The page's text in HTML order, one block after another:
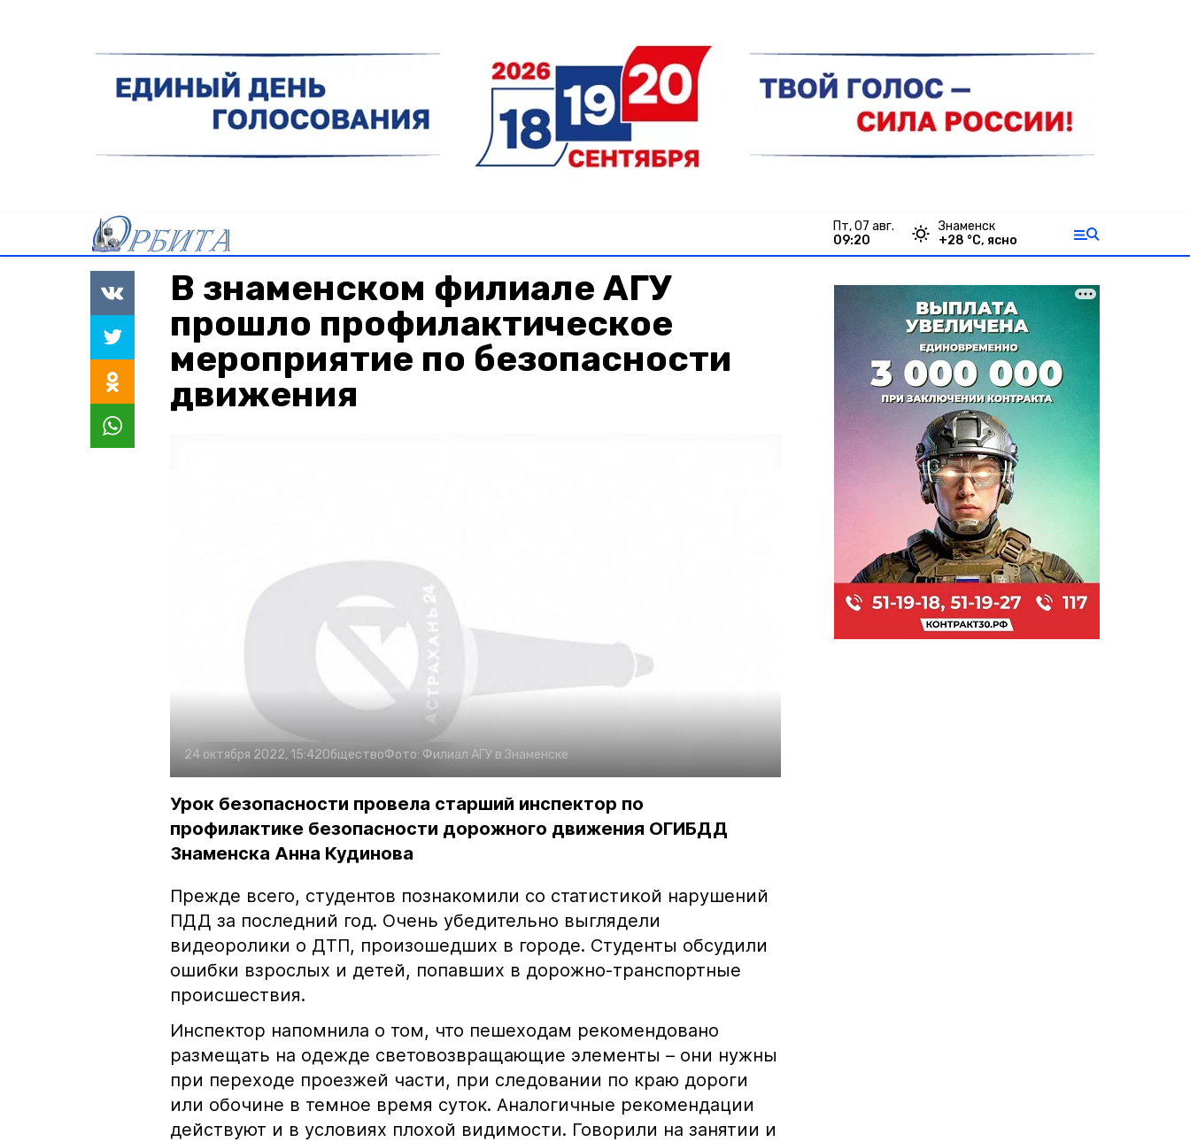
пт, 07 авг.
09:20
Знаменск
+28 °С, ясно
В знаменском филиале АГУ
прошло профилактическое
мероприятие по безопасности
движения
24 октября 2022, 15:42ОбществоФото: Филиал АГУ в Знаменске
Урок безопасности провела старший инспектор по
профилактике безопасности​ дорожного движения ОГИБДД
Знаменска Анна Кудинова
Прежде всего, студентов познакомили со статистикой нарушений
ПДД за последний год. Очень убедительно выглядели
видеоролики о ДТП, произошедших в городе. Студенты обсудили
ошибки взрослых и детей, попавших в дорожно-транспортные
происшествия.
Инспектор напомнила о том, что пешеходам рекомендовано
размещать на одежде световозвращающие элементы – они нужны
при переходе проезжей части, при следовании по краю дороги
или обочине в темное время суток. Аналогичные рекомендации
действуют и в условиях плохой видимости. Говорили на занятии и